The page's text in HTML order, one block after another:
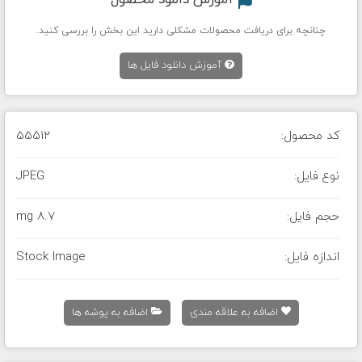
چنانچه برای دریافت محصولات مشکلی دارید این بخش را بررسی کنید.
آموزش دانلود فایل ها
کد محصول: 55512
نوع فایل: JPEG
حجم فایل: 8.7 mg
اندازه فایل: Stock Image
اضافه به علاقه مندی اضافه به پوشه ها